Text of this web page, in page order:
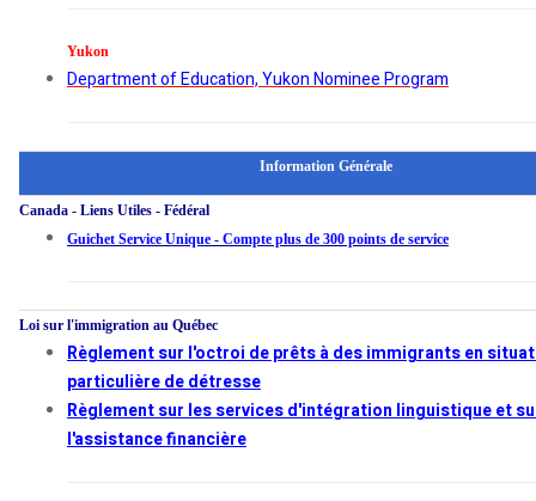
Yukon
Department of Education, Yukon Nominee Program
Information Générale
Canada - Liens Utiles - Fédéral
Guichet Service Unique - Compte plus de 300 points de service
Loi sur l'immigration au Québec
Règlement sur l'octroi de prêts à des immigrants en
particulière de détresse
Règlement sur les services d'intégration linguistique et
l'assistance financière